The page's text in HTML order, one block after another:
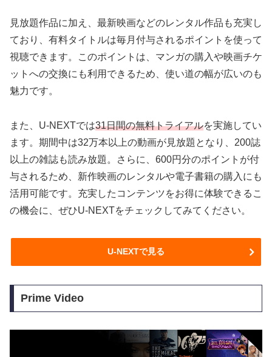
見放題作品に加え、最新映画などのレンタル作品も充実し
ており、有料タイトルは毎月付与されるポイントを使って
視聴できます。このポイントは、マンガの購入や映画チケ
ットへの交換にも利用できるため、使い道の幅が広いのも
魅力です。
また、U-NEXTでは31日間の無料トライアルを実施してい
ます。期間中は32万本以上の動画が見放題となり、200誌
以上の雑誌も読み放題。さらに、600円分のポイントが付
与されるため、新作映画のレンタルや電子書籍の購入にも
活用可能です。充実したコンテンツをお得に体験できるこ
の機会に、ぜひU-NEXTをチェックしてみてください。
U-NEXTで見る
Prime Video